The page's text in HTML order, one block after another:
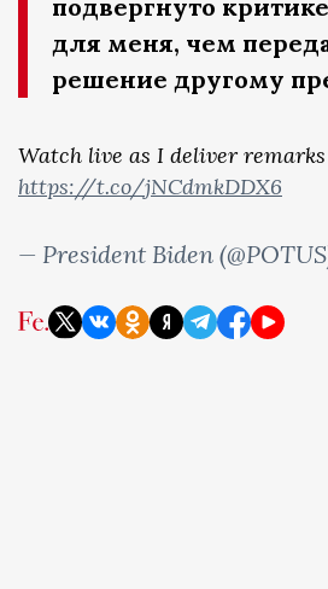
подвергнуто
для меня, чем
решение другому
Watch live as I deliver
https://t.co/jNCdmkDDX6
— President Biden